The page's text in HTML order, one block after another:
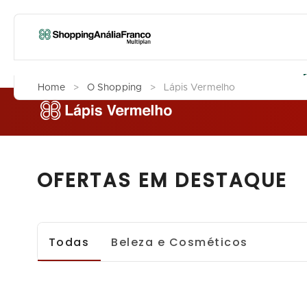
Home > O Shopping > Lápis Vermelho
OFERTAS EM DESTAQUE
Todas Beleza e Cosméticos